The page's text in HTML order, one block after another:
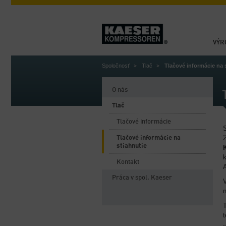
Spoločnosť Tlač Tlačové informácie na
O nás
Tlač
Tlačové informácie
Tlačové informácie na
stiahnutie
Kontakt
Práca v spol. Kaeser